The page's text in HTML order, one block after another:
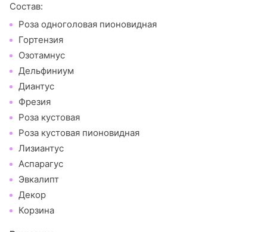
Состав:
Роза одноголовая пионовидная
Гортензия
Озотамнус
Дельфиниум
Диантус
Фрезия
Роза кустовая
Роза кустовая пионовидная
Лизиантус
Аспарагус
Эвкалипт
Декор
Корзина